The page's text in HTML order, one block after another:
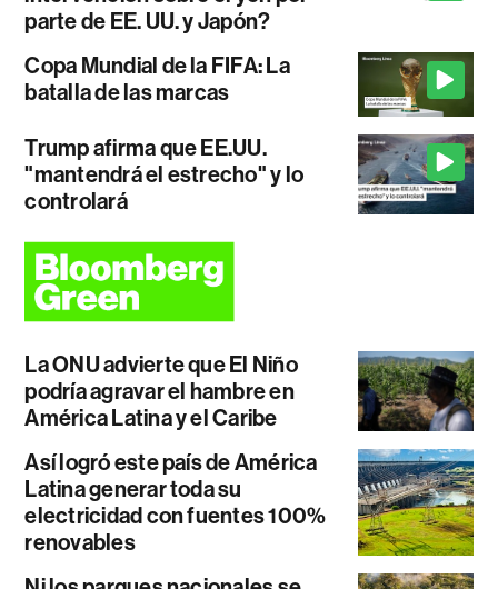
parte de EE. UU. y Japón?
Copa Mundial de la FIFA: La
batalla de las marcas
Trump afirma que EE.UU.
"mantendrá el estrecho" y lo
controlará
La ONU advierte que El Niño
podría agravar el hambre en
América Latina y el Caribe
Así logró este país de América
Latina generar toda su
electricidad con fuentes 100%
renovables